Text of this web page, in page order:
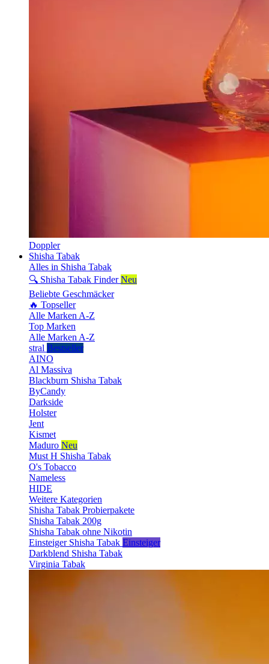
Doppler
Shisha Tabak
Alles in Shisha Tabak
🔍 Shisha Tabak Finder Neu
Beliebte Geschmäcker
🔥 Topseller
Alle Marken A-Z
Top Marken
Alle Marken A-Z
stral Bestseller
AINO
Al Massiva
Blackburn Shisha Tabak
ByCandy
Darkside
Holster
Jent
Kismet
Maduro Neu
Must H Shisha Tabak
O's Tobacco
Nameless
HIDE
Weitere Kategorien
Shisha Tabak Probierpakete
Shisha Tabak 200g
Shisha Tabak ohne Nikotin
Einsteiger Shisha Tabak Einsteiger
Darkblend Shisha Tabak
Virginia Tabak